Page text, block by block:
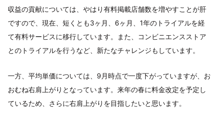
収益の貢献については、やはり有料掲載店舗数を増やすことが肝
ですので、現在、短くとも3ヶ月、6ヶ月、1年のトライアルを経
て有料サービスに移行しています。また、コンビニエンスストア
とのトライアルを行うなど、新たなチャレンジもしています。
一方、平均単価については、9月時点で一度下がっていますが、お
おむね右肩上がりとなっています。来年の春に料金改定を予定し
ているため、さらに右肩上がりを目指したいと思います。